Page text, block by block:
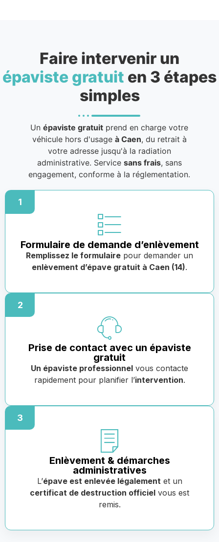
Faire intervenir un
épaviste gratuit en 3 étapes
simples
Unépaviste gratuit prend en charge votre
véhicule hors d'usage à Caen, du retrait à
votre adresse jusqu'à la radiation
administrative. Service sans frais, sans
engagement, conforme à la réglementation.
1
Formulaire de demande d’enlèvement
Remplissez le formulaire pour demander un
enlèvement d’épave gratuit à Caen (14).
2
Prise de contact avec un épaviste
gratuit
Un épaviste professionnel vous contacte
rapidement pour planifier l’intervention.
3
Enlèvement & démarches
administratives
L’épave est enlevée légalement et un
certificat de destruction officiel vous est
remis.